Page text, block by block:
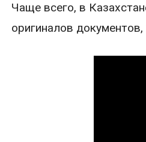
Чаще всего, в
оригиналов